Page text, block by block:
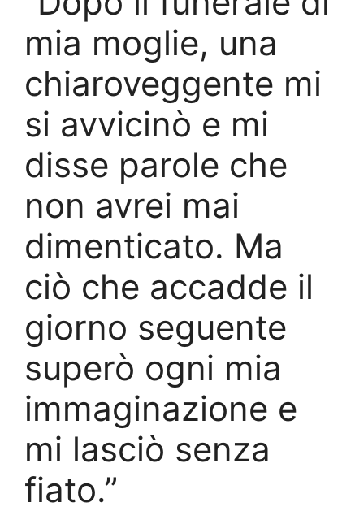
mia moglie, una
chiaroveggente mi
si avvicinò e mi
disse parole che
non avrei mai
dimenticato. Ma
ciò che accadde il
giorno seguente
superò ogni mia
immaginazione e
mi lasciò senza
fiato.”